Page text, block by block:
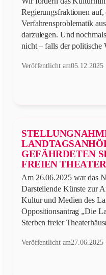
Regierungsfraktionen auf,
Verfahrensproblematik
darzulegen. Und
nicht – falls der
Veröffentlicht am05.12.2025
GEFÄHRDETEN
FREIEN
Am 26.06.2025 war das
Darstellende Künste zur
Kultur und Medien des
Oppositionsantrag „Die
Sterben freier
Veröffentlicht am27.06.2025